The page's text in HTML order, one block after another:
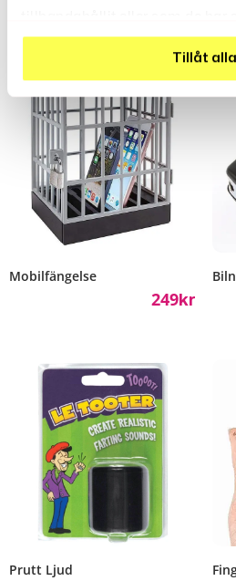
använt deras tjänster.
Tillåt alla
Mobilfängelse
249Kr
Prutt Ljud